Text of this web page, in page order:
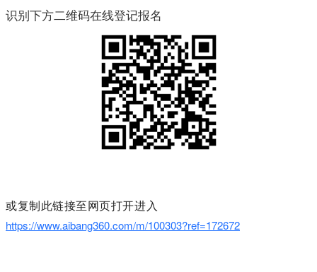
识别下方二维码在线登记报名
或复制此链接至网页打开进入
https://www.aibang360.com/m/100303?ref=172672